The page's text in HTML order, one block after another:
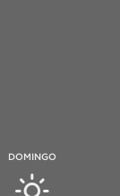
DOMINGO